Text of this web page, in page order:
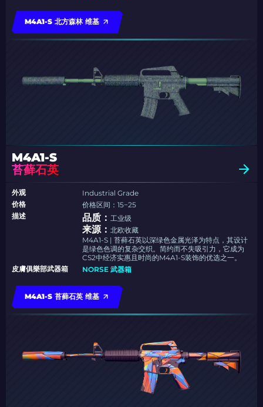
M4A1-S 北方森林 维基
M4A1-S
苔藓石英
外观
Industrial Grade
价格
价格区间：15−25
描述
品质：工业级
来源：北欧收藏
M4A1-S | 苔藓石英以深绿色金属光泽为特点，其设计
是绿色色调的复杂交织。简约而不失吸引力，它成为
CS2中经济实惠且时尚的M4A1-S装饰的优选之一。
皮膚俱樂部武器箱
NORSE 武器箱
M4A1-S 苔藓石英 维基